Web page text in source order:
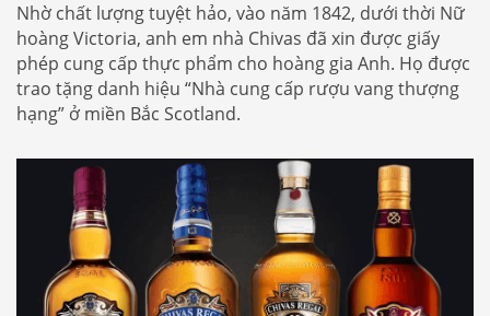
Nhờ chất lượng tuyệt hảo, vào năm 1842, dưới thời Nữ
hoàng Victoria, anh em nhà Chivas đã xin được giấy
phép cung cấp thực phẩm cho hoàng gia Anh. Họ được
trao tặng danh hiệu “Nhà cung cấp rượu vang thượng
hạng” ở miền Bắc Scotland.